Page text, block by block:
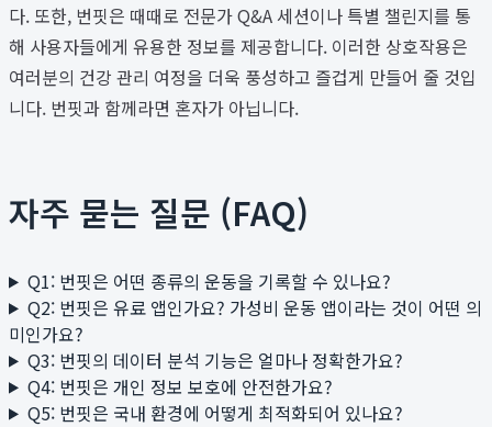
다. 또한, 번핏은 때때로 전문가 Q&A 세션이나 특별 챌린지를 통
해 사용자들에게 유용한 정보를 제공합니다. 이러한 상호작용은
여러분의 건강 관리 여정을 더욱 풍성하고 즐겁게 만들어 줄 것입
니다. 번핏과 함께라면 혼자가 아닙니다.
자주 묻는 질문 (FAQ)
Q1: 번핏은 어떤 종류의 운동을 기록할 수 있나요?
Q2: 번핏은 유료 앱인가요? 가성비 운동 앱이라는 것이 어떤 의
미인가요?
Q3: 번핏의 데이터 분석 기능은 얼마나 정확한가요?
Q4: 번핏은 개인 정보 보호에 안전한가요?
Q5: 번핏은 국내 환경에 어떻게 최적화되어 있나요?